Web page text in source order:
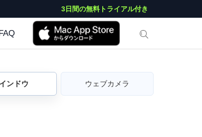
3日間の無料トライアル付き
ンドウ ウェブカメラ